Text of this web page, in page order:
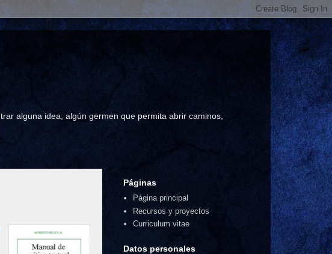
alguna idea, algún germen que permita abrir caminos,
Páginas
Página principal
Recursos y proyectos
Curriculum vitae
Datos personales